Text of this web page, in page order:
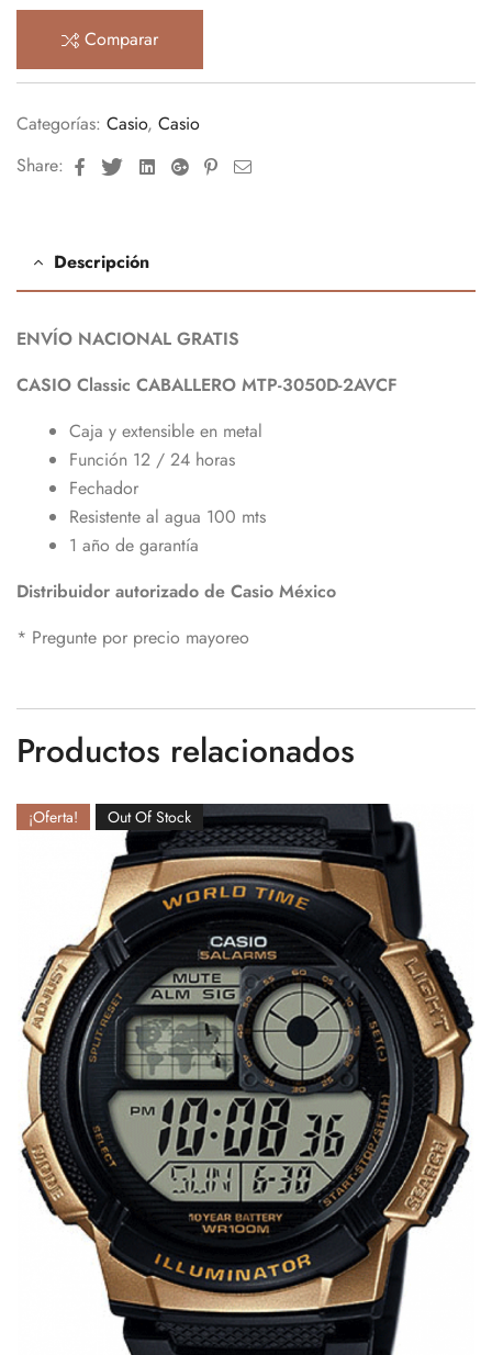
Comparar
Categorías: Casio, Casio
Share:
FacebookTwitterLinkedinGoogle+Pinterest
Email
Descripción
ENVÍO NACIONAL GRATIS
CASIO Classic CABALLERO MTP-3050D-2AVCF
Caja y extensible en metal
Función 12 / 24 horas
Fechador
Resistente al agua 100 mts
1 año de garantía
Distribuidor autorizado de Casio México
* Pregunte por precio mayoreo
Productos relacionados
¡Oferta! Out Of Stock